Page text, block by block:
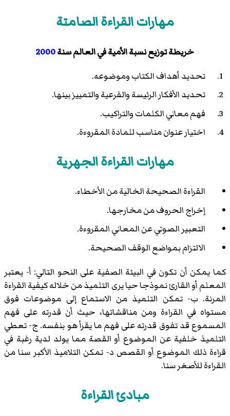
مهارات القراءة الصامتة
خريطة توزيع نسبة الأمية في العالم سنة2000
تحديد أهداف الكتاب وموضوعه.
تحديد الأفكار الرئيسة والفرعية والتمييز بينها.
فهم معاني الكلمات والتراكيب.
اختيار عنوان مناسب للمادة المقروءة.
مهارات القراءة الجهرية
القراءة الصحيحة الخالية من الأخطاء.
إخراج الحروف من مخارجها.
التعبير الصوتي عن المعاني المقروءة.
الالتزام بمواضع الوقف الصحيحة.
كما يمكن أن تكون في البيئة الصفية على النحو التالي: أ- يعتبر
المعلم أو القارئ نموذجا حيا يرى التلميذ من خلاله كيفية القراءة
المرنة. ب- تمكن التلميذ من الاستماع إلى موضوعات فوق
مستواه في القراءة ومن مناقشاتها، حيث أن قدرته على فهم
المسموع قد تفوق قدرته على فهم ما يقرأ هو بنفسه. ج- تعطي
التلميذ خلفية عن الموضوع أو القصة مما يولد لدية رغبة في
قراءة ذلك الموضوع أو القصص د- تمكن التلاميذ الأكبر سنا من
القراءة للأصغر سنا.
مبادئ القراءة